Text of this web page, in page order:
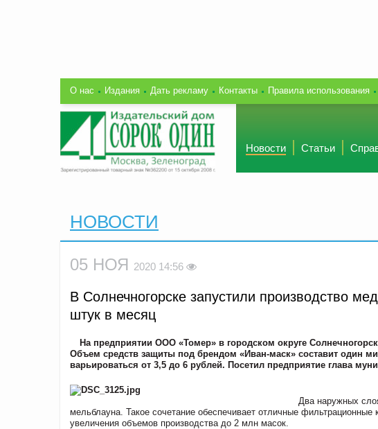
О нас Издания Дать рекламу Контакты Правила использования
Новости Статьи
НОВОСТИ
05 НОЯ 2020 14:56
В Солнечногорске запустили производство
штук в месяц
На предприятии ООО «Томер» в городском округе
Объем средств защиты под брендом «Иван-маск» составит один
варьироваться от 3,5 до 6 рублей. Посетил предприятие глава
Два наружных
мельблауна. Такое сочетание обеспечивает отличные
увеличения объемов производства до 2 млн масок.